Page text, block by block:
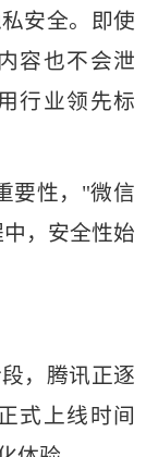
安全。即使
容也不会泄
行业领先标
性，"微信
，安全性始
，腾讯正逐
式上线时间